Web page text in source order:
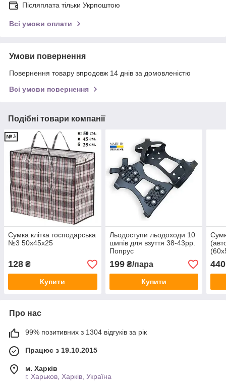
Післяплата тільки Укрпоштою
Всі умови оплати
Умови повернення
Повернення товару впродовж 14 днів за домовленістю
Всі умови повернення
Подібні товари компанії
Сумка клітка господарська
№3 50х45х25
128 ₴
Купити
Льодоступи льодоходи 10
шипів для взуття 38-43рр.
Попрус
199₴/пара
Купити
440
Про нас
99% позитивних з 1304 відгуків за рік
Працює з 19.10.2015
м. Харків
г. Харьков, Харків, Україна